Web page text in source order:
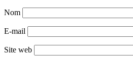
Nom
E-mail
Site web